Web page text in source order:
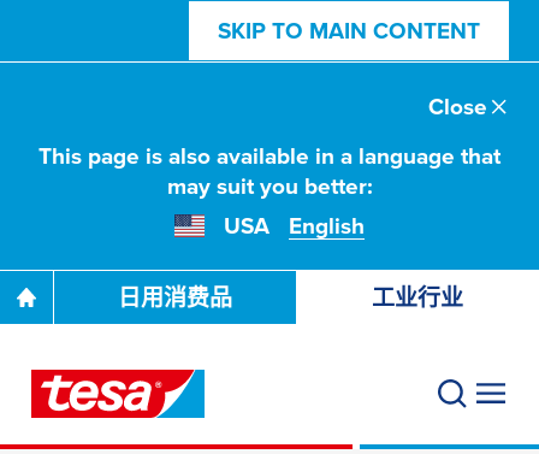
SKIP TO MAIN CONTENT
This page is also available in a language that
may suit you better:
USA
English
Close
日用消费品 工业行业